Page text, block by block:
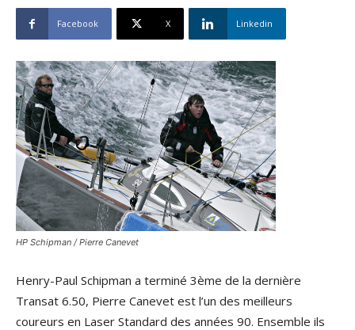
Facebook X Linkedin
HP Schipman / Pierre Canevet
Henry-Paul Schipman a terminé 3ème de la dernière
Transat 6.50, Pierre Canevet est l’un des meilleurs
coureurs en Laser Standard des années 90. Ensemble ils